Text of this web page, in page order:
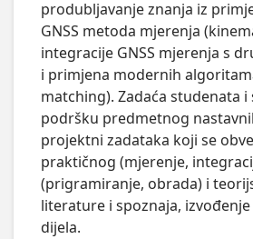
produbljavanje znanja iz
GNSS metoda mjerenja
integracije GNSS mjerenja s
i primjena modernih
matching). Zadaća studenata
podršku predmetnog
projektni zadataka koji se
praktičnog (mjerenje,
(prigramiranje, obrada) i
literature i spoznaja,
dijela.